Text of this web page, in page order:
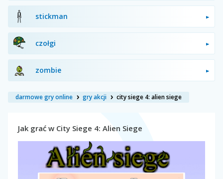
stickman
czołgi
zombie
darmowe gry online gry akcji city siege 4: alien siege
Jak grać w City Siege 4: Alien Siege